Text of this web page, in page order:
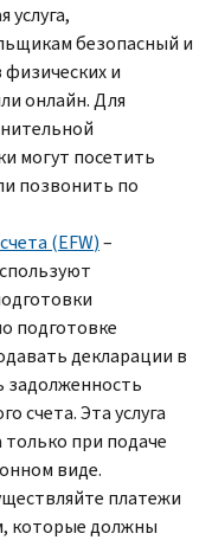
услуга,
безопасный и
и
онлайн. Для
могут посетить
позвонить по
(EFW)–
подготовке
декларации в
задолженность
счета. Эта услуга
только при подаче
виде.
платежи
которые должны